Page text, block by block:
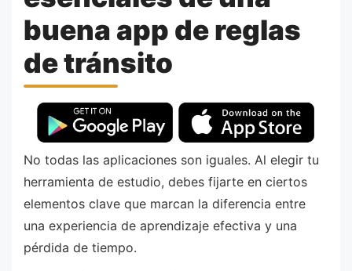
buena app de reglas
de tránsito
No todas las aplicaciones son iguales. Al elegir tu
herramienta de estudio, debes fijarte en ciertos
elementos clave que marcan la diferencia entre
una experiencia de aprendizaje efectiva y una
pérdida de tiempo.